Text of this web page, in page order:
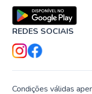
REDES SOCIAIS
Condições válidas